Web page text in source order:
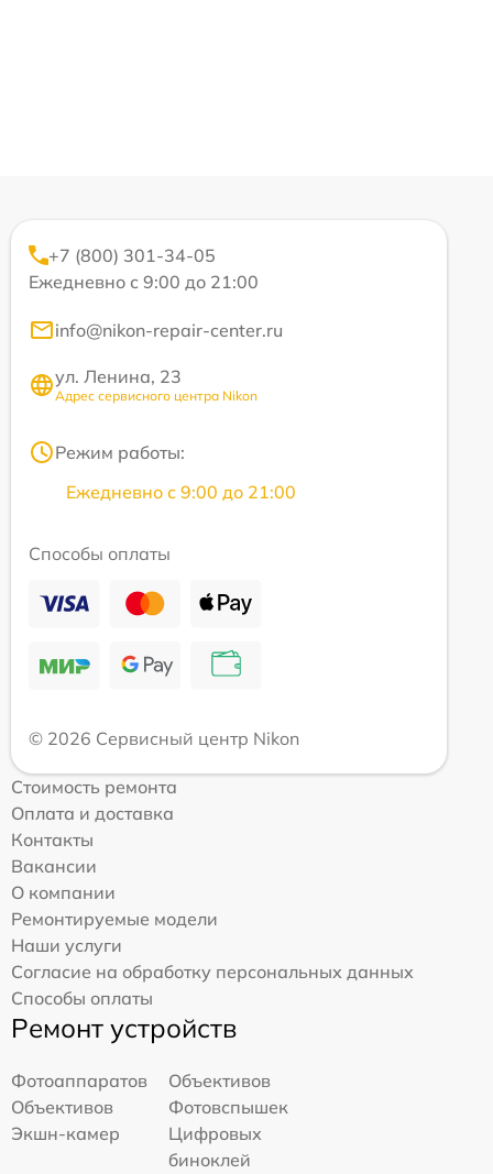
+7 (800) 301-34-05
Ежедневно с 9:00 до 21:00
info@nikon-repair-center.ru
ул. Ленина, 23
Адрес сервисного центра Nikon
Режим работы:
Ежедневно с 9:00 до 21:00
Способы оплаты
© 2026 Сервисный центр Nikon
Стоимость ремонта
Оплата и доставка
Контакты
Вакансии
О компании
Ремонтируемые модели
Наши услуги
Согласие на обработку персональных данных
Способы оплаты
Ремонт устройств
Фотоаппаратов
Объективов
Объективов
Фотовспышек
Экшн-камер
Цифровых
биноклей